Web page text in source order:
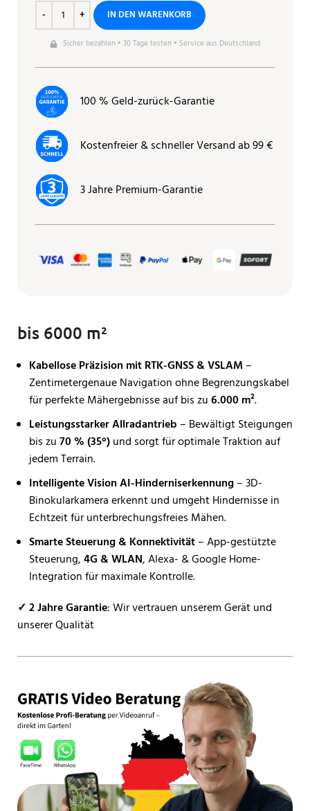
IN DEN WARENKORB
Sicher bezahlen • 30 Tage testen • Service aus Deutschland
100 % Geld-zurück-Garantie
Kostenfreier & schneller Versand ab 99 €
3 Jahre Premium-Garantie
bis 6000 m²
Kabellose Präzision mit RTK-GNSS & VSLAM–
Zentimetergenaue Navigation ohne Begrenzungskabel
für perfekte Mähergebnisse auf bis zu6.000 m².
Leistungsstarker Allradantrieb – Bewältigt Steigungen
bis zu70 % (35°)und sorgt für optimale Traktion auf
jedem Terrain.
Intelligente Vision AI-Hinderniserkennung– 3D-
Binokularkamera erkennt und umgeht Hindernisse in
Echtzeit für unterbrechungsfreies Mähen.
Smarte Steuerung & Konnektivität– App-gestützte
Steuerung,4G & WLAN, Alexa- & Google Home-
Integration für maximale Kontrolle.
✓ 2 Jahre Garantie: Wir vertrauen unserem Gerät und
unserer Qualität